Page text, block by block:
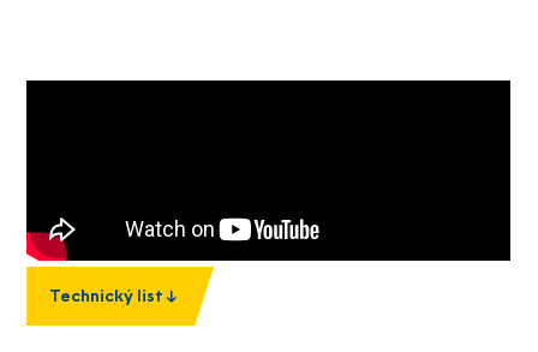
Technický list